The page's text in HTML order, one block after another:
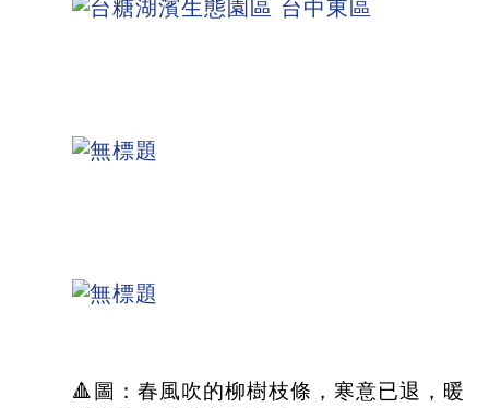
🔺圖：春風吹的柳樹枝條，寒意已退，暖